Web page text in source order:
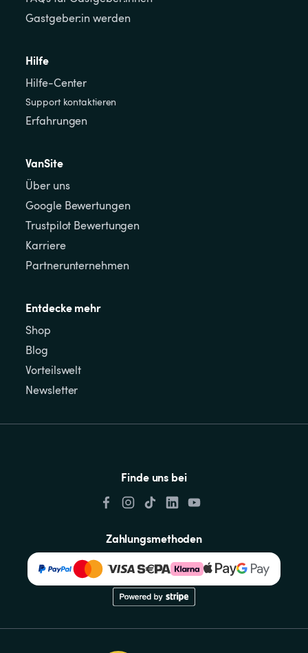
Gastgeber:in werden
Hilfe
Hilfe-Center
Support kontaktieren
Erfahrungen
VanSite
Über uns
Google Bewertungen
Trustpilot Bewertungen
Karriere
Partnerunternehmen
Entdecke mehr
Shop
Blog
Vorteilswelt
Newsletter
Finde uns bei
Zahlungsmethoden